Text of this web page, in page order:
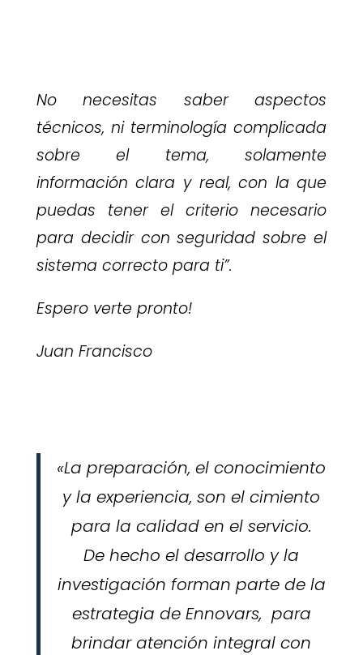
No necesitas saber aspectos
técnicos, ni terminología complicada
sobre el tema, solamente
información clara y real, con la que
puedas tener el criterio necesario
para decidir con seguridad sobre el
sistema correcto para ti”.
Espero verte pronto!
Juan Francisco
«La preparación, el conocimiento
y la experiencia, son el cimiento
para la calidad en el servicio.
De hecho el desarrollo y la
investigación forman parte de la
estrategia de Ennovars, para
brindar atención integral con